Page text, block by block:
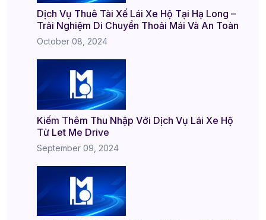
Dịch Vụ Thuê Tài Xế Lái Xe Hộ Tại Hạ Long –
Trải Nghiệm Di Chuyển Thoải Mái Và An Toàn
October 08, 2024
Kiếm Thêm Thu Nhập Với Dịch Vụ Lái Xe Hộ
Từ Let Me Drive
September 09, 2024